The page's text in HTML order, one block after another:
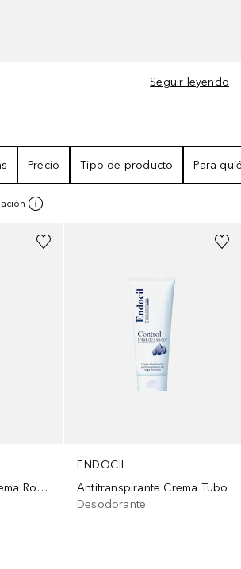
Seguir leyendo
Precio Tipo de producto Para
Antitranspirante Crema Roll-On
ENDOCIL
Antitranspirante Crema Tubo
Desodorante